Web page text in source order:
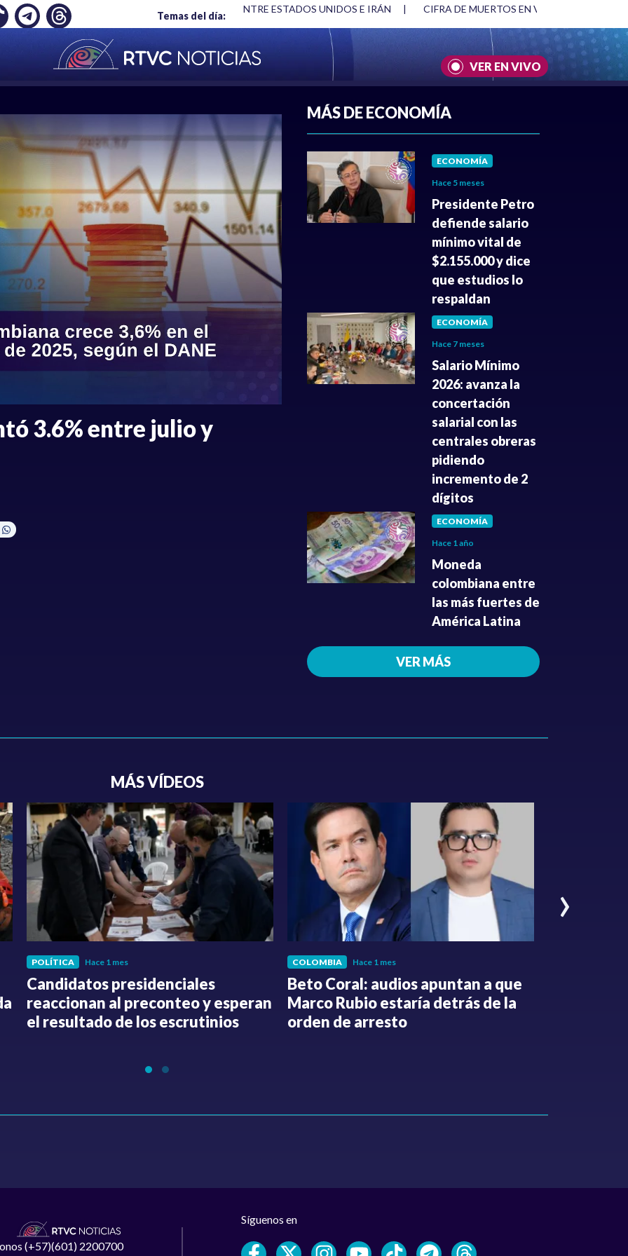
Temas del día:
DE LA ESPRIELLA Y DMG ACUERDOS ENTRE ESTADOS UNIDOS E IRÁN | CIFRA DE MUERTOS EN VENEZUELA TRAS
VER EN VIVO
3.6% entre julio y
MÁS DE ECONOMÍA
ECONOMÍA
Hace 5 meses
Presidente Petro
defiende salario
mínimo vital de
$2.155.000 y dice
que estudios lo
respaldan
ECONOMÍA
Hace 7 meses
Salario Mínimo
2026: avanza la
concertación
salarial con las
centrales obreras
pidiendo
incremento de 2
dígitos
ECONOMÍA
Hace 1 año
Moneda
colombiana entre
las más fuertes de
América Latina
VER MÁS
MÁS VÍDEOS
POLÍTICA Hace 1 mes
Candidatos presidenciales
reaccionan al preconteo y esperan
el resultado de los escrutinios
COLOMBIA Hace 1 mes
Beto Coral: audios apuntan a que
Marco Rubio estaría detrás de la
orden de arresto
›
(+57)(601) 2200700
Síguenos en